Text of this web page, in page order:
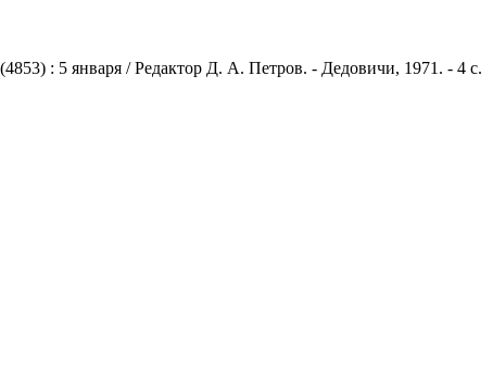
: 5 января / Редактор Д. А. Петров. - Дедовичи, 1971. - 4 с.